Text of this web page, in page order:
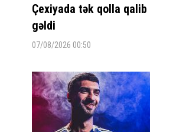
Çexiyada tək qolla qalib
gəldi
07/08/2026 00:50